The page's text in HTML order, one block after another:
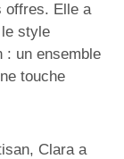
offres. Elle a
style
: un ensemble
touche
Clara a